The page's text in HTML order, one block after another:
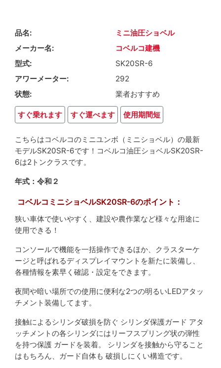
品名
ミニ油圧ショベル
メーカー名
コベルコ建機
型式
SK20SR-6
アワーメーター
292
状態
業者おすすめ
すぐ乗れます すぐ運べます 使用期間短
こちらはコベルコのミニユンボ（ミニショベル）の最新
モデルSK20SR-6です！コベルコ油圧ショベルSK20SR-
6は2トンクラスです。
年式：令和２
コベルコミニショベルSK20SR-6のポイント：
狭い車体で使いやすく、建設や農作業など様々な用途に
使用できる！
コンソールで機能を一括操作できるほか、クラスターケ
ージと呼ばれるディスプレイマウントを新たに装備し、
各種情報を素早く確認・設定をできます。
夜間や暗い場所での使用に便利な2つの明るいLEDアタッ
チメント装備してます。
接触によるシリンダ破損を防ぐ シリンダ保護ガード アタ
ッチメントの各シリンダにはリーフスプリング状の弾性
を持つ保護 ガードを装着。 シリンダを接触から守ること
はもちろん、ガード自体も 破損しにくい構造です。